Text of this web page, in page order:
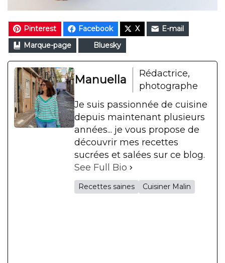
Pinterest Facebook X
E-mail
Marque-page
Bluesky
Manuella
Rédactrice,
photographe
Je suis passionnée de cuisine
depuis maintenant plusieurs
années... je vous propose de
découvrir mes recettes
sucrées et salées sur ce blog.
See Full Bio
Recettes saines Cuisiner Malin